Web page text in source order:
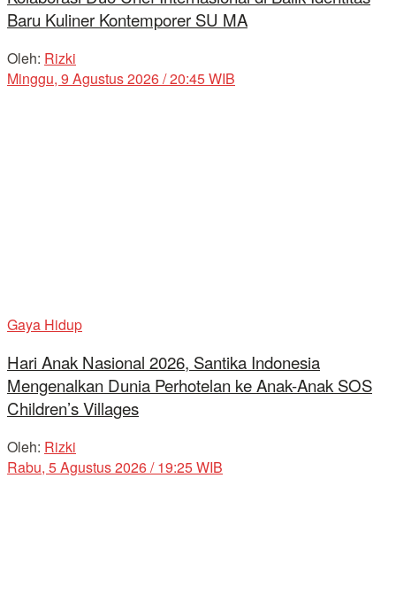
Baru Kuliner Kontemporer SU MA
Oleh: Rizki
Minggu, 9 Agustus 2026 / 20:45 WIB
Gaya Hidup
Hari Anak Nasional 2026, Santika Indonesia
Mengenalkan Dunia Perhotelan ke Anak-Anak SOS
Children’s Villages
Oleh: Rizki
Rabu, 5 Agustus 2026 / 19:25 WIB